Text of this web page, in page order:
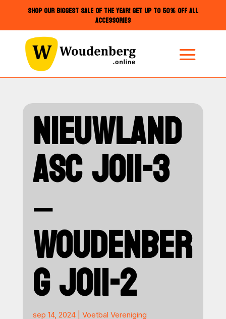
SHOP OUR BIGGEST SALE OF THE YEAR! GET UP TO 50% OFF ALL
ACCESSORIES
NIEUWLAND
ASC JO11-3
–
WOUDENBER
G JO11-2
sep 14, 2024| Voetbal Vereniging